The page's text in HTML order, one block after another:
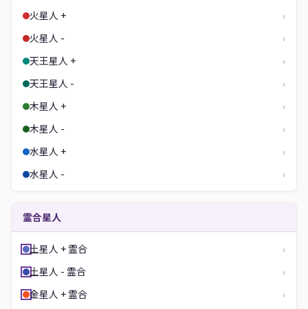
火星人 + ›
火星人 - ›
天王星人 + ›
天王星人 - ›
木星人 + ›
木星人 - ›
水星人 + ›
水星人 - ›
霊合星人
土星人 + 霊合 ›
土星人 - 霊合 ›
金星人 + 霊合 ›